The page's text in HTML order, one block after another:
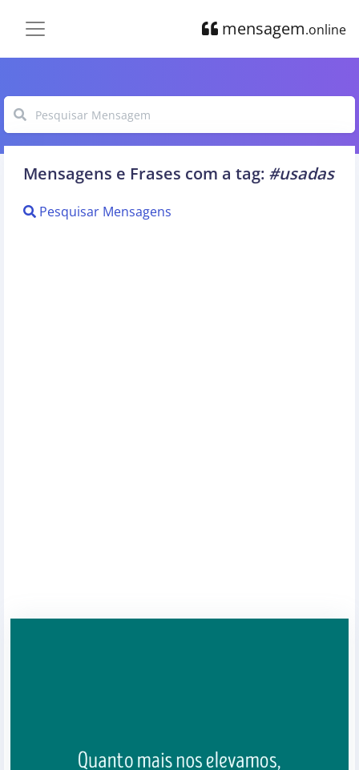
mensagem.online
Mensagens e Frases com a tag: #usadas
Pesquisar Mensagens